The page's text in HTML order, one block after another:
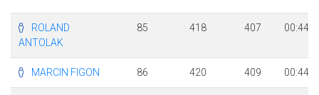
ROLAND
ANTOLAK
85 418 407
MARCIN FIGON 86 420 409